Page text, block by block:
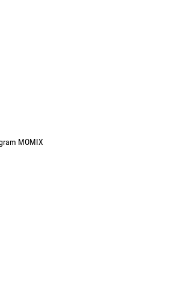
MOMIX